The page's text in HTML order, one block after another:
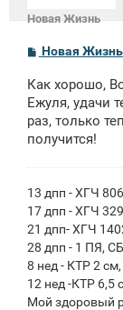
Новая Жизнь
С
о
б
щ
н
и
Новая Жизнь
Как хорошо,
Ежуля, удачи
раз, только
получится!
13 дпп - ХГЧ 806
17 дпп - ХГЧ
21 дпп- ХГЧ
28 дпп - 1 ПЯ,
8 нед - КТР 2
12 нед -КТР 6,5
Мой здоровый